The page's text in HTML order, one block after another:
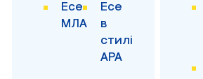
Есе
МЛА
Есе
в
стилі
APA